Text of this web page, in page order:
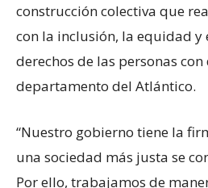
construcción colectiva que
con la inclusión, la equidad y
derechos de las personas
departamento del Atlántico.
“Nuestro gobierno tiene la
una sociedad más justa se
Por ello, trabajamos de